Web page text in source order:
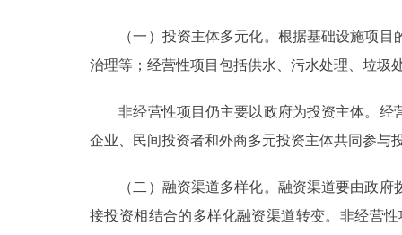
（一）投资主体多元化。根据基础设施项目
治理等；经营性项目包括供水、污水处理、垃圾
非经营性项目仍主要以政府为投资主体。经
企业、民间投资者和外商多元投资主体共同参与
（二）融资渠道多样化。融资渠道要由政府
接投资相结合的多样化融资渠道转变。非经营